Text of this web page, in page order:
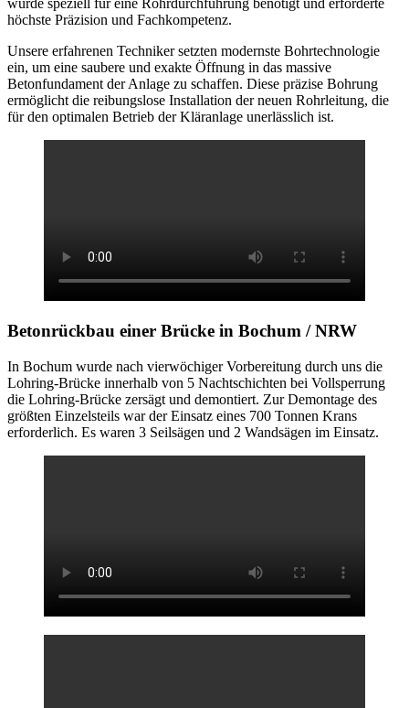
höchste Präzision und Fachkompetenz.
Unsere erfahrenen Techniker setzten modernste Bohrtechnologie
ein, um eine saubere und exakte Öffnung in das massive
Betonfundament der Anlage zu schaffen. Diese präzise Bohrung
ermöglicht die reibungslose Installation der neuen Rohrleitung, die
für den optimalen Betrieb der Kläranlage unerlässlich ist.
Betonrückbau einer Brücke in Bochum / NRW
In Bochum wurde nach vierwöchiger Vorbereitung durch uns die
Lohring-Brücke innerhalb von 5 Nachtschichten bei Vollsperrung
die Lohring-Brücke zersägt und demontiert. Zur Demontage des
größten Einzelsteils war der Einsatz eines 700 Tonnen Krans
erforderlich. Es waren 3 Seilsägen und 2 Wandsägen im Einsatz.